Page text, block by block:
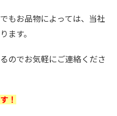
もお品物によっては、当社
ます。
のでお気軽にご連絡くださ
！